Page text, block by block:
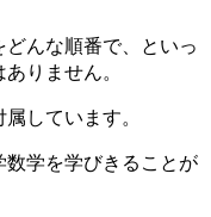
んな順番で、といっ
りません。
しています。
数学を学びきることが